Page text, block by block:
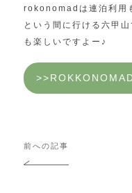
rokonomadは連泊利用
という間に行ける六甲
も楽しいですよー♪
投
稿
前への記事